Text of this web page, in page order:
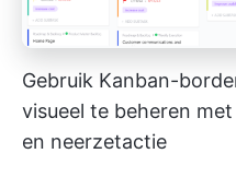
Gebruik Kanban-
visueel te beheren
en neerzetactie